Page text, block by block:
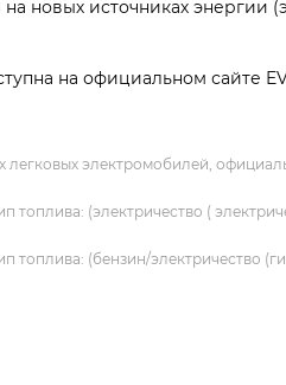
новых источниках
на официальном сайте
электромобилей,
(электричество (
(бензин/электричество